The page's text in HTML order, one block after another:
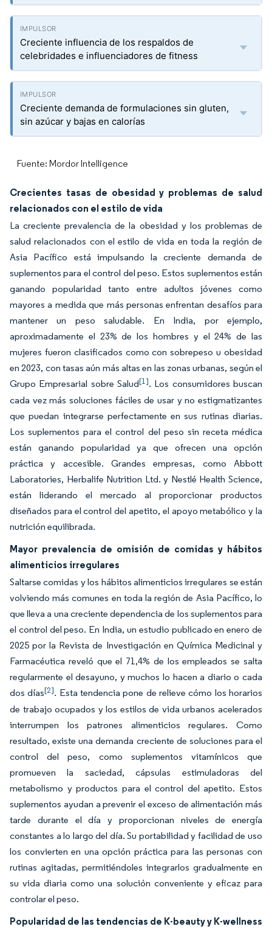
Creciente influencia de los respaldos de
celebridades e influenciadores de fitness
Creciente demanda de formulaciones sin gluten,
sin azúcar y bajas en calorías
Fuente: Mordor Intelligence
Crecientes tasas de obesidad y problemas de salud
relacionados con el estilo de vida
La creciente prevalencia de la obesidad y los problemas de
salud relacionados con el estilo de vida en toda la región de
Asia Pacífico está impulsando la creciente demanda de
suplementos para el control del peso. Estos suplementos están
ganando popularidad tanto entre adultos jóvenes como
mayores a medida que más personas enfrentan desafíos para
mantener un peso saludable. En India, por ejemplo,
aproximadamente el 23% de los hombres y el 24% de las
mujeres fueron clasificados como con sobrepeso u obesidad
en 2023, con tasas aún más altas en las zonas urbanas, según el
Grupo Empresarial sobre Salud[1]. Los consumidores buscan
cada vez más soluciones fáciles de usar y no estigmatizantes
que puedan integrarse perfectamente en sus rutinas diarias.
Los suplementos para el control del peso sin receta médica
están ganando popularidad ya que ofrecen una opción
práctica y accesible. Grandes empresas, como Abbott
Laboratories, Herbalife Nutrition Ltd. y Nestlé Health Science,
están liderando el mercado al proporcionar productos
diseñados para el control del apetito, el apoyo metabólico y la
nutrición equilibrada.
Mayor prevalencia de omisión de comidas y hábitos
alimenticios irregulares
Saltarse comidas y los hábitos alimenticios irregulares se están
volviendo más comunes en toda la región de Asia Pacífico, lo
que lleva a una creciente dependencia de los suplementos para
el control del peso. En India, un estudio publicado en enero de
2025 por la Revista de Investigación en Química Medicinal y
Farmacéutica reveló que el 71,4% de los empleados se salta
regularmente el desayuno, y muchos lo hacen a diario o cada
dos días[2]. Esta tendencia pone de relieve cómo los horarios
de trabajo ocupados y los estilos de vida urbanos acelerados
interrumpen los patrones alimenticios regulares. Como
resultado, existe una demanda creciente de soluciones para el
control del peso, como suplementos vitamínicos que
promueven la saciedad, cápsulas estimuladoras del
metabolismo y productos para el control del apetito. Estos
suplementos ayudan a prevenir el exceso de alimentación más
tarde durante el día y proporcionan niveles de energía
constantes a lo largo del día. Su portabilidad y facilidad de uso
los convierten en una opción práctica para las personas con
rutinas agitadas, permitiéndoles integrarlos gradualmente en
su vida diaria como una solución conveniente y eficaz para
controlar el peso.
Popularidad de las tendencias de K-beauty y K-wellness